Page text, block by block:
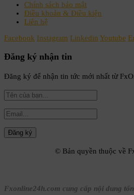
Chính sách bảo mật
Điều khoản & Điều kiện
Liên hệ
Facebook Instagram Linkedin Youtube
Đăng ký nhận tin
Đăng ký để nhận tin tức mới nhất từ
© Bản quyền thuộc về
Fxonline24h.com cung cấp nội dung